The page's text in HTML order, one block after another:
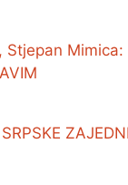
Stjepan Mimica: